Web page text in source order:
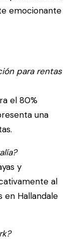
emocionante
para rentas
el 80%
una
y
al
en Hallandale